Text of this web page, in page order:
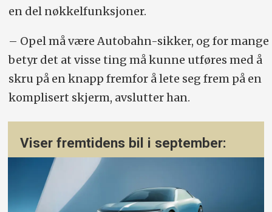
en del nøkkelfunksjoner.
– Opel må være Autobahn-sikker, og for mange
betyr det at visse ting må kunne utføres med å
skru på en knapp fremfor å lete seg frem på en
komplisert skjerm, avslutter han.
Viser fremtidens bil i september: